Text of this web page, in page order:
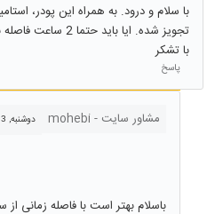
با سلام و درود. به همراه این پودر،
تجویز شده. ایا
با تشکر
پاسخ
مشاور سایت - mohebi دوشنبه, 3 ژانویه, 2022 - 09:30
باسلام بهتر است با فاصله زمانی